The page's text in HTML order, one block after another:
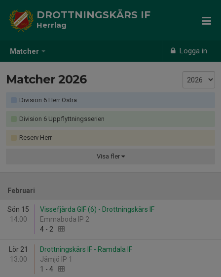
Matcher Logga in
DROTTNINGSKÄRS IF
Herrlag
Matcher 2026
Division 6 Herr Östra
Division 6 Uppflyttningsserien
Reserv Herr
Visa fler
Februari
Sön 15
14:00
Vissefjärda GIF (6) - Drottningskärs IF
Emmaboda IP 2
4 - 2
Lör 21
13:00
Drottningskärs IF - Ramdala IF
Jämjö IP 1
1 - 4